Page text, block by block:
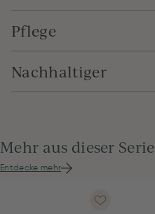
Pflege
Nachhaltiger
Mehr aus dieser Serie
Entdecke mehr